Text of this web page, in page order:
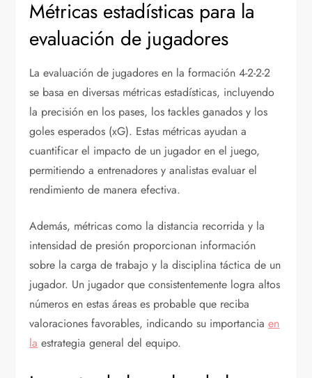
Métricas estadísticas para la
evaluación de jugadores
La evaluación de jugadores en la formación 4-2-2-2
se basa en diversas métricas estadísticas, incluyendo
la precisión en los pases, los tackles ganados y los
goles esperados (xG). Estas métricas ayudan a
cuantificar el impacto de un jugador en el juego,
permitiendo a entrenadores y analistas evaluar el
rendimiento de manera efectiva.
Además, métricas como la distancia recorrida y la
intensidad de presión proporcionan información
sobre la carga de trabajo y la disciplina táctica de un
jugador. Un jugador que consistentemente logra altos
números en estas áreas es probable que reciba
valoraciones favorables, indicando su importanciaen
la estrategia general del equipo.